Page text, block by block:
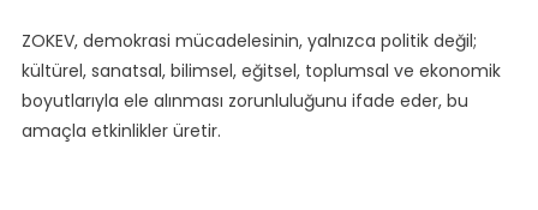
ZOKEV, demokrasi mücadelesinin, yalnızca politik değil;
kültürel, sanatsal, bilimsel, eğitsel, toplumsal ve ekonomik
boyutlarıyla ele alınması zorunluluğunu ifade eder, bu
amaçla etkinlikler üretir.